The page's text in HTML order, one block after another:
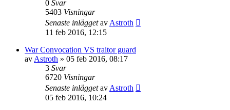
0 Svar
5403 Visningar
Senaste inläggetav Astroth
11 feb 2016, 12:15
War Convocation VS traitor guard
av Astroth » 05 feb 2016, 08:17
3 Svar
6720 Visningar
Senaste inläggetav Astroth
05 feb 2016, 10:24